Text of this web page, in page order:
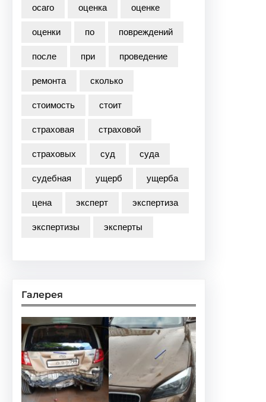
осаго
оценка
оценке
оценки
по
повреждений
после
при
проведение
ремонта
сколько
стоимость
стоит
страховая
страховой
страховых
суд
суда
судебная
ущерб
ущерба
цена
эксперт
экспертиза
экспертизы
эксперты
Галерея